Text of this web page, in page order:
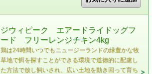
ジウィピーク エアードライドッグフ
ード フリーレンジチキン4kg
鶏は24時間いつでもニュージーランドの緑豊かな牧
草地で餌を探すことができる環境で道徳的に配慮し
た方法で放し飼いされ、広い土地を動き回って育ち